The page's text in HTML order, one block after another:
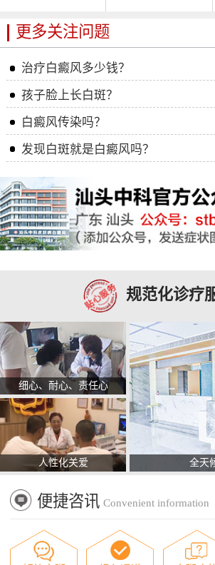
更多关注问题
治疗白癜风多少钱？
孩子脸上长白斑？
白癜风传染吗？
发现白斑就是白癜风吗？
规范化诊疗
细心、耐心、责任心
人性化关爱 全天
便捷咨讯 Convenient information